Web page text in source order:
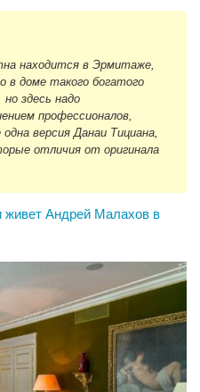
находится в Эрмитаже,
в доме такого богатого
но здесь надо
профессионалов,
версия Данаи Тициана,
отличия от оригинала
живет Андрей Малахов в